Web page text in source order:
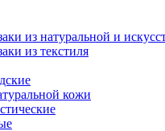
из натуральной и
из текстиля
кожи